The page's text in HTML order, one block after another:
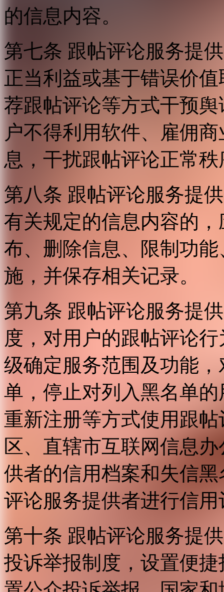
的信息内容。
第七条 跟帖评论服务提
正当利益或基于错误价
荐跟帖评论等方式干预
户不得利用软件、雇佣
息，干扰跟帖评论正常
第八条 跟帖评论服务提
有关规定的信息内容的
布、删除信息、限制功
施，并保存相关记录。
第九条 跟帖评论服务提
度，对用户的跟帖评论
级确定服务范围及功能
单，停止对列入黑名单
重新注册等方式使用跟
区、直辖市互联网信息
供者的信用档案和失信
评论服务提供者进行信用
第十条 跟帖评论服务提
投诉举报制度，设置便